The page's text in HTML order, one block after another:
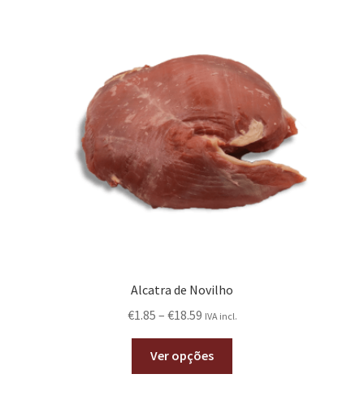
Alcatra de Novilho
€1.85 – €18.59 IVA incl.
Ver opções